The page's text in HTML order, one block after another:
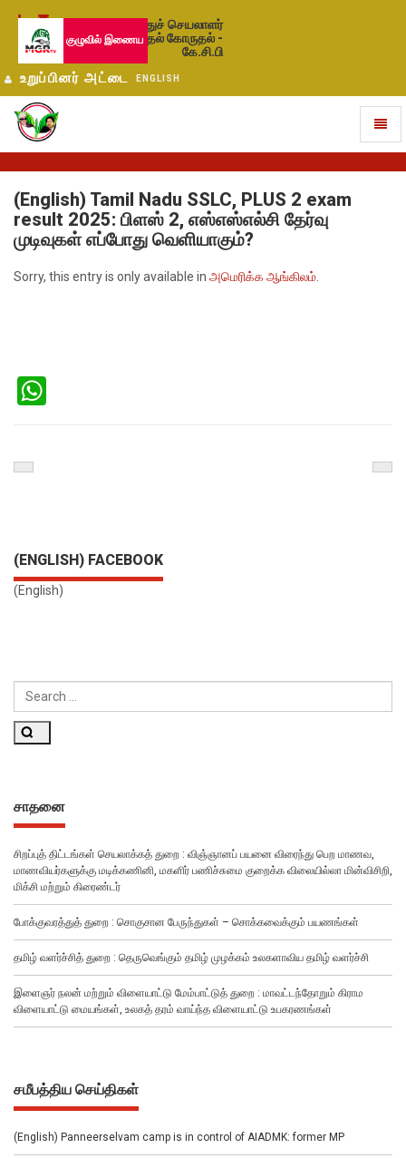
பொதுச் செயலாளர்
தேர்தல் கோருதல் -
கே.சி.பி
உறுப்பினர் அட்டை ENGLISH
(English) Tamil Nadu SSLC, PLUS 2 exam
result 2025: பிளஸ் 2, எஸ்எஸ்எல்சி தேர்வு
முடிவுகள் எப்போது வெளியாகும்?
Sorry, this entry is only available in அமெரிக்க ஆங்கிலம்
Previous
(ENGLISH) FACEBOOK
(English)
சாதனை
சிறப்புத் திட்டங்கள் செயலாக்கத் துறை : விஞ்ஞானப் பயனை விரைந்து பெற மாணவ,
மாணவியர்களுக்கு மடிக்கணினி, மகளிர் பணிச்சுமை குறைக்க விலையில்லா மின்விசிறி,
மிக்சி மற்றும் கிரைண்டர்
போக்குவரத்துத் துறை : சொகுசான பேருந்துகள் – சொக்கவைக்கும் பயணங்கள்
தமிழ் வளர்ச்சித் துறை : தெருவெங்கும் தமிழ் முழக்கம் உலகளாவிய தமிழ் வளர்ச்சி
இளைஞர் நலன் மற்றும் விளையாட்டு மேம்பாட்டுத் துறை : மாவட்டந்தோறும் கிராம
விளையாட்டு மையங்கள், உலகத் தரம் வாய்ந்த விளையாட்டு உபகரணங்கள்
சமீபத்திய செய்திகள்
(English) Panneerselvam camp is in control of AIADMK: former MP
குழுவில் இணைய